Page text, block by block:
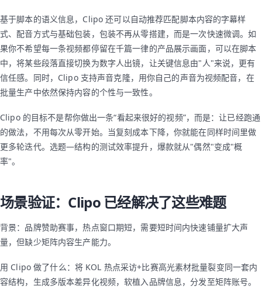
基于脚本的语义信息，Clipo 还可以自动推荐匹配脚本内容的字幕样
式、配音方式与基础包装，包装不再从零搭建，而是一次快速微调。如
果你不希望每一条视频都停留在千篇一律的产品展示画面，可以在脚本
中，将某些段落直接切换为数字人出镜，让关键信息由"人"来说，更有
信任感。同时，Clipo 支持声音克隆，用你自己的声音为视频配音，在
批量生产中依然保持内容的个性与一致性。
Clipo 的目标不是帮你做出一条“看起来很好的视频”，而是：让已经跑通
的做法，不用每次从零开始。当复刻成本下降，你就能在同样时间里做
更多轮迭代。选题—结构的测试效率提升，爆款就从"偶然"变成"概
率"。
场景验证：Clipo 已经解决了这些难题
背景：品牌赞助赛事，热点窗口期短，需要短时间内快速铺量扩大声
量，但缺少矩阵内容生产能力。
用 Clipo 做了什么：将 KOL 热点采访+比赛高光素材批量裂变同一套内
容结构，生成多版本差异化视频，软植入品牌信息，分发至矩阵账号。